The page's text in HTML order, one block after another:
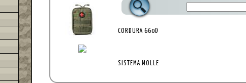
CORDURA 660D
SISTEMA MOLLE